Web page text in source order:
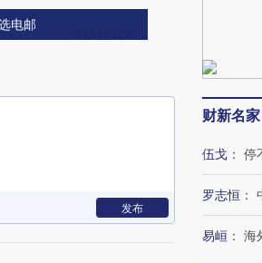
电邮
发布
财新名家
伍戈 ： 停
罗志恒 ：
易峘 ： 海